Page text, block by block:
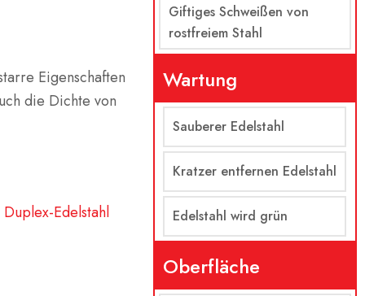
Eigenschaften
die Dichte von
Duplex-Edelstahl
Giftiges Schweißen von
rostfreiem Stahl
Wartung
Sauberer Edelstahl
Kratzer entfernen Edelstahl
Edelstahl wird grün
Oberfläche